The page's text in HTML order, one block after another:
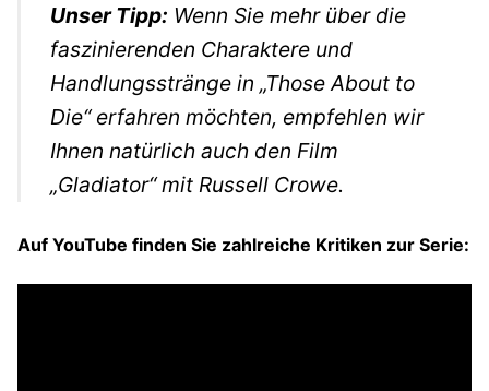
Unser Tipp: Wenn Sie mehr über die
faszinierenden Charaktere und
Handlungsstränge in „Those About to
Die“ erfahren möchten, empfehlen wir
Ihnen natürlich auch den Film
„Gladiator“ mit Russell Crowe.
Auf YouTube finden Sie zahlreiche Kritiken zur Serie: